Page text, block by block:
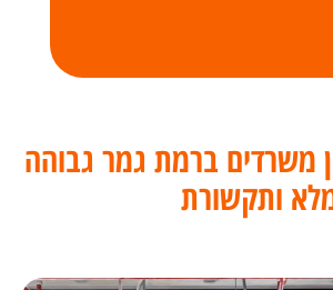
משרדים ברמת גמר גבוהה
ותקשורת